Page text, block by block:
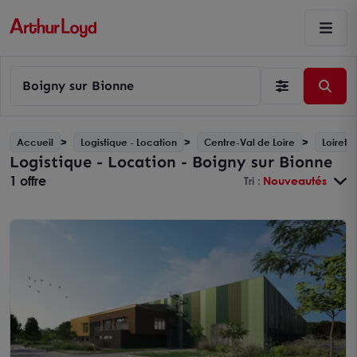
Boigny sur Bionne
Accueil Logistique - Location Centre-Val de Loire Loiret -
Logistique - Location - Boigny sur Bionne
1 offre Tri : Nouveautés